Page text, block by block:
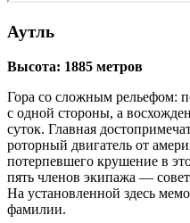
Аутль
Высота: 1885 метров
Гора со сложным рельефом:
с одной стороны, а
суток. Главная
роторный двигатель от
потерпевшего крушение в
пять членов экипажа —
На установленной здесь
фамилии.